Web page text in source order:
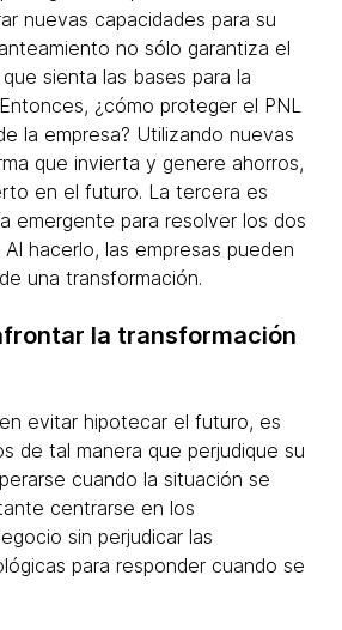
nuevas capacidades para su
no sólo garantiza el
sienta las bases para la
¿cómo proteger el PNL
la empresa? Utilizando nuevas
que invierta y genere ahorros,
en el futuro. La tercera es
emergente para resolver los dos
hacerlo, las empresas pueden
una transformación.
la transformación
evitar hipotecar el futuro, es
de tal manera que perjudique su
cuando la situación se
centrarse en los
sin perjudicar las
para responder cuando se